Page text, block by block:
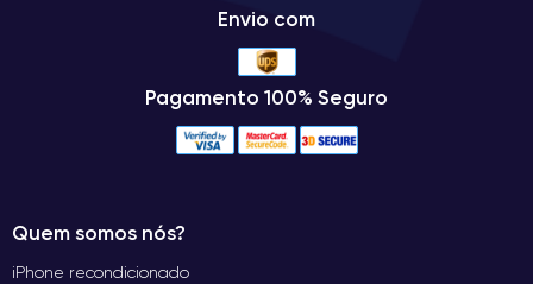
Envio com
Pagamento 100% Seguro
Quem somos nós?
iPhone recondicionado